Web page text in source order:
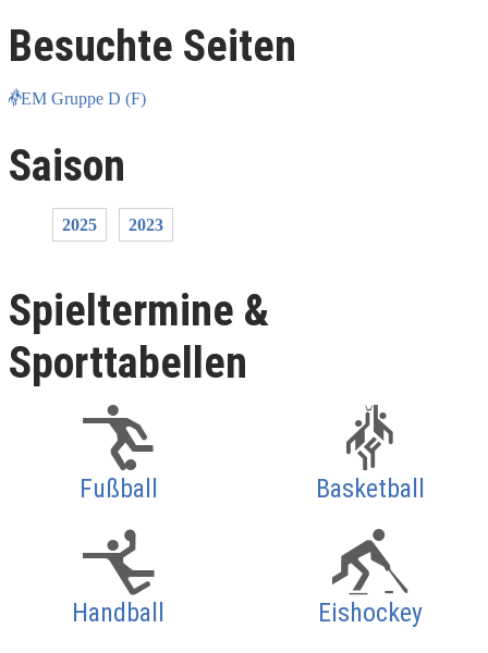
Besuchte Seiten
EM Gruppe D (F)
Saison
2025 2023
Spieltermine &
Sporttabellen
Fußball Basketball
Handball Eishockey